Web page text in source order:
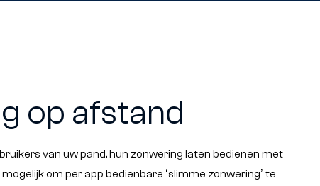
op afstand
van uw pand, hun zonwering laten bedienen met
om per app bedienbare ‘slimme zonwering’ te